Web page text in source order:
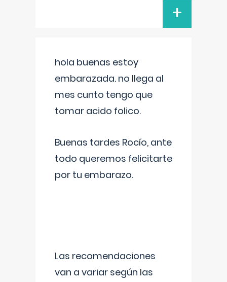
+
hola buenas estoy
embarazada. no llega al
mes cunto tengo que
tomar acido folico.
Buenas tardes Rocío, ante
todo queremos felicitarte
por tu embarazo.
Las recomendaciones
van a variar según las